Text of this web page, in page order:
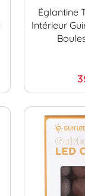
Églantine
Intérieur